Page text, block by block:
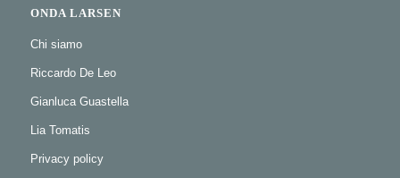
ONDA LARSEN
Chi siamo
Riccardo De Leo
Gianluca Guastella
Lia Tomatis
Privacy policy